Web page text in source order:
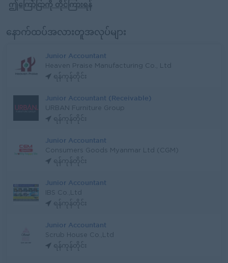
ဤကြော်ငြာကို တိုင်ကြားရန်
နောက်ထပ်အလားတူအလုပ်များ
Junior Accountant
Heaven Praise Manufacturing Co., Ltd
ရန်ကုန်တိုင်း
Junior Accountant (Receivable)
URBAN Furniture Group
ရန်ကုန်တိုင်း
Junior Accountant
Consumers Goods Myanmar Ltd (CGM)
ရန်ကုန်တိုင်း
Junior Accountant
IBS Co.,Ltd
ရန်ကုန်တိုင်း
Junior Accountant
Scrub House Co.,Ltd
ရန်ကုန်တိုင်း